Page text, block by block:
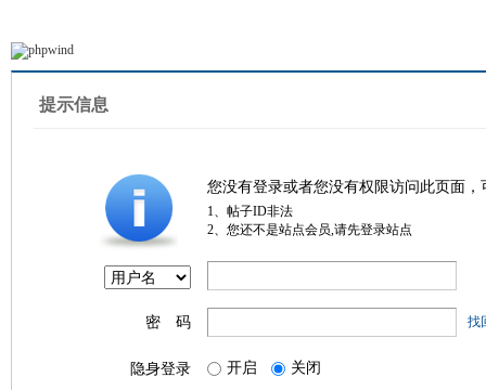
提示信息
您没有登录或者您没有权限访问此页面
1、帖子ID非法
2、您还不是站点会员,请先登录站点
密 码 找
隐身登录 开启 关闭